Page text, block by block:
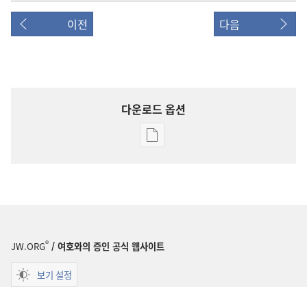
이전 다음
다운로드 옵션
출판물
연감
JW.ORG® / 여호와의 증인 공식 웹사이트
보기 설정